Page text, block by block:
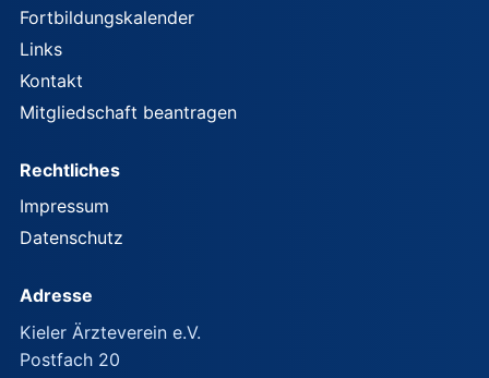
Fortbildungskalender
Links
Kontakt
Mitgliedschaft beantragen
Rechtliches
Impressum
Datenschutz
Adresse
Kieler Ärzteverein e.V.
Postfach 20